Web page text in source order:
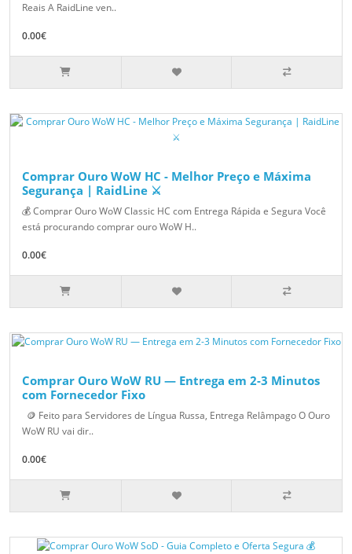
Reais A RaidLine ven..
0.00€
Comprar Ouro WoW HC - Melhor Preço e Máxima
Segurança | RaidLine ⚔️
💰 Comprar Ouro WoW Classic HC com Entrega Rápida e Segura Você
está procurando comprar ouro WoW H..
0.00€
Comprar Ouro WoW RU — Entrega em 2-3 Minutos
com Fornecedor Fixo
🪙 Feito para Servidores de Língua Russa, Entrega Relâmpago O Ouro
WoW RU vai dir..
0.00€